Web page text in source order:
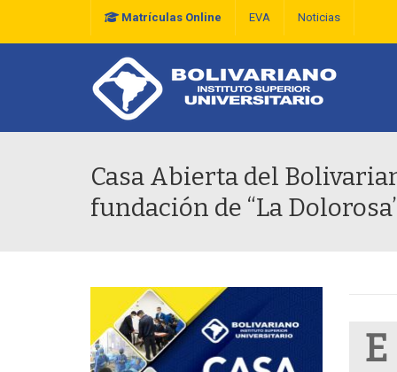
Matrículas Online EVA Noticias
Casa Abierta del
fundación de “La
E